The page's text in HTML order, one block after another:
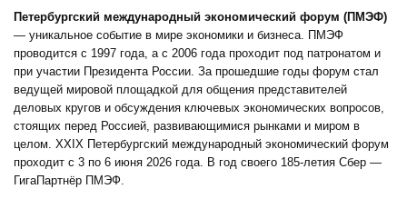
Петербургский международный экономический форум (ПМЭФ)
— уникальное событие в мире экономики и бизнеса. ПМЭФ
проводится с 1997 года, а с 2006 года проходит под патронатом и
при участии Президента России. За прошедшие годы форум стал
ведущей мировой площадкой для общения представителей
деловых кругов и обсуждения ключевых экономических вопросов,
стоящих перед Россией, развивающимися рынками и миром в
целом. XXIX Петербургский международный экономический форум
проходит с 3 по 6 июня 2026 года. В год своего 185-летия Сбер —
ГигаПартнёр ПМЭФ.